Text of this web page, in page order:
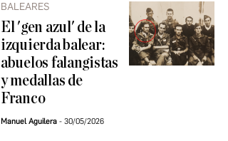
BALEARES
El 'gen azul' de la
izquierda balear:
abuelos falangistas
y medallas de
Franco
Manuel Aguilera 30/05/2026